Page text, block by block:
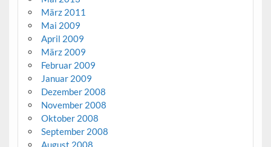
März 2011
Mai 2009
April 2009
März 2009
Februar 2009
Januar 2009
Dezember 2008
November 2008
Oktober 2008
September 2008